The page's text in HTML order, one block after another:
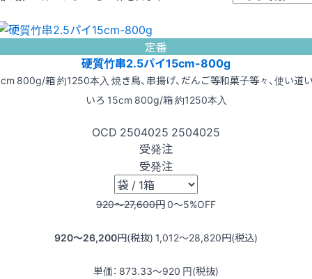
定番
硬質竹串2.5パイ15cm-800g
800g/箱 約1250本入 焼き鳥、串揚げ、だんご等和菓子等々、使い道
いろ 15cm 800g/箱 約1250本入
OCD 2504025 2504025
受発注
受発注
920〜27,600円0〜5%OFF
920〜26,200円(税抜) 1,012〜28,820円(税込)
単価： 873.33〜920 円(税抜)